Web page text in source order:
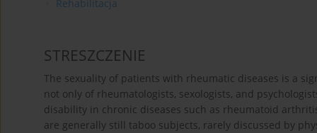
Rehabilitacja
STRESZCZENIE
The sexuality of patients with rheumatic diseases is a
not only of rheumatologists, sexologists, and
disability in chronic diseases such as rheumatoid
are generally still taboo subjects, rarely discussed by